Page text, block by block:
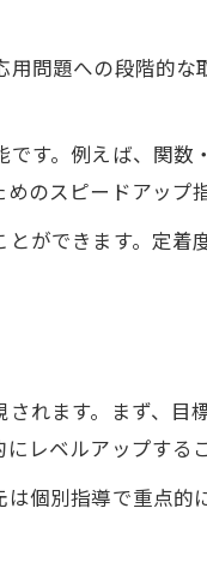
の数学力獲得
に近づく方法
のコツ
習のコツと工夫
プローチ
問題への段階的
す。例えば、関数
のスピードアップ
ができます。定
れます。まず、目
レベルアップする
個別指導で重点